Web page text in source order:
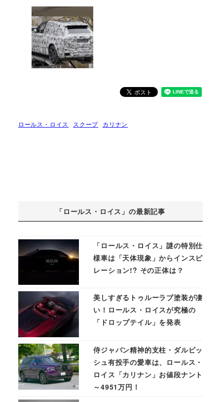
ロールス・ロイス スクープ カリナン
「ロールス・ロイス」の最新記事
「ロールス・ロイス」謎の特別仕
様車は「天体現象」からインスピ
レーション!? その正体は？
美しすぎるトゥルーラブ塗装が凄
い！ロールス・ロイスが究極の
「ドロップテイル」を発表
侍ジャパン精神的支柱・ダルビッ
シュ有投手の愛車は、ロールス・
ロイス「カリナン」お値段ナント
～4951万円！